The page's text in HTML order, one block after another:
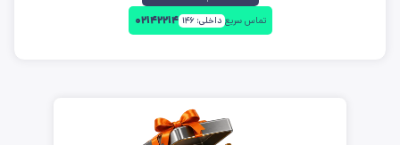
تماس سریع داخلی:۱۴۶ ۰۲۱۴۲۲۱۴